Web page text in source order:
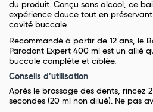
du produit. Conçu sans alcool, ce
expérience douce tout en
cavité buccale.
Recommandé à partir de 12 ans, le
Parodont Expert 400 ml est un allié
buccale complète et ciblée.
Conseils d’utilisation
Après le brossage des dents, rincez
secondes (20 ml non dilué). Ne pas